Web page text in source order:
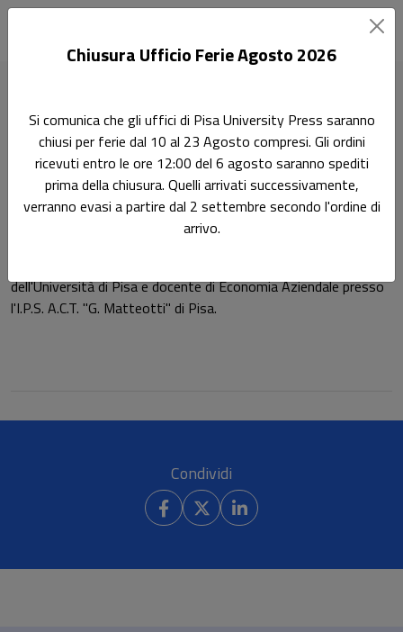
Cristina Baccili
Pagina di Cristina Baccili
dell'Università di Pisa e docente di Economia Aziendale presso
l'I.P.S. A.C.T. "G. Matteotti" di Pisa.
Condividi
Chiusura Ufficio Ferie Agosto 2026
Si comunica che gli uffici di Pisa University Press saranno
chiusi per ferie dal 10 al 23 Agosto compresi. Gli ordini
ricevuti entro le ore 12:00 del 6 agosto saranno spediti
prima della chiusura. Quelli arrivati successivamente,
verranno evasi a partire dal 2 settembre secondo l'ordine di
arrivo.